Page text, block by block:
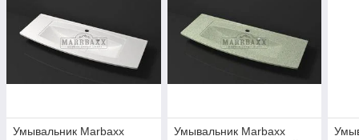
Умывальник Marbaxx
Умывальник Marbaxx